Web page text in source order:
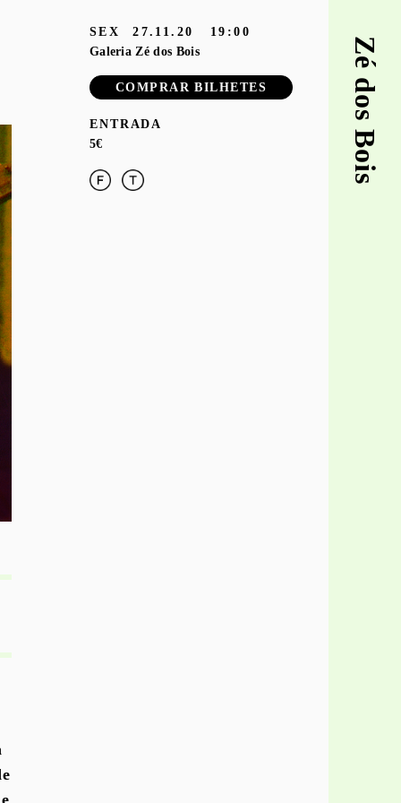
Zé dos Bois
SEX 27.11.20
19:00
Galeria Zé dos Bois
COMPRAR BILHETES
ENTRADA
5€